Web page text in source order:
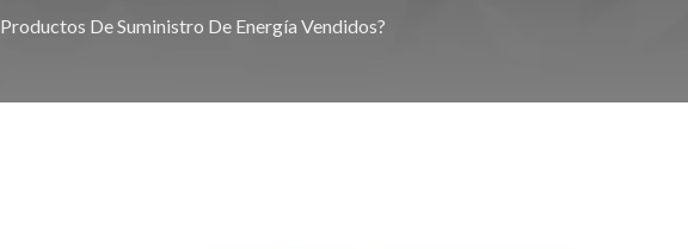
Vendidos?
De Suministro De Energía Vendidos?